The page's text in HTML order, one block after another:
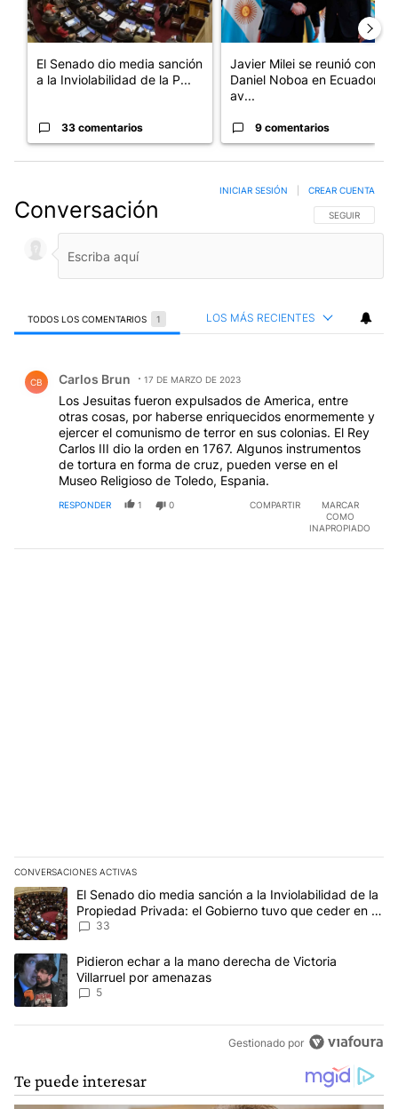
El Senado dio media sanción
a la Inviolabilidad de la P...
33 comentarios
Javier Milei se reunió con
Daniel Noboa en Ecuador y
av...
9 comentarios
Conversación SIGA ESTA
SEGUIR
INICIAR SESIÓN CREAR CUENTA
TODOS LOS COMENTARIOS 1 LOS MÁS RECIENTES
CB Carlos Brun 17 DE MARZO DE 2023
Los Jesuitas fueron expulsados de America, entre
otras cosas, por haberse enriquecidos enormemente y
ejercer el comunismo de terror en sus colonias. El Rey
Carlos III dio la orden en 1767. Algunos instrumentos
de tortura en forma de cruz, pueden verse en el
Museo Religioso de Toledo, Espania.
RESPONDER 1 0 COMPARTIR
MARCAR
COMO
INAPROPIADO
CONVERSACIONES ACTIVAS
Este listado muestra los artículos con más comentarios en los
Un artículo de tendencia con el título "El Senado dio media
El Senado dio media sanción a la Inviolabilidad de la
Propiedad Privada: el Gobierno tuvo que ceder en la
Ley del Manejo del Fuego
33
Un artículo de tendencia con el título "Pidieron echar a la mano
Pidieron echar a la mano derecha de Victoria
Villarruel por amenazas
5
Gestionado por